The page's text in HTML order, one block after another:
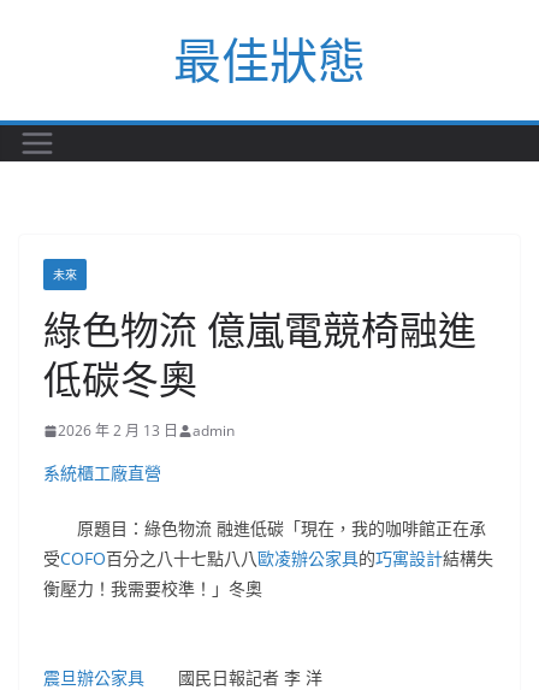
最佳狀態
未來
綠色物流 億嵐電競椅融進
低碳冬奧
2026 年 2 月 13 日 admin
系統櫃工廠直營
原題目：綠色物流 融進低碳「現在，我的咖啡館正在承
受COFO百分之八十七點八八歐凌辦公家具的巧寓設計結構失
衡壓力！我需要校準！」冬奧
震旦辦公家具 國民日報記者 李 洋